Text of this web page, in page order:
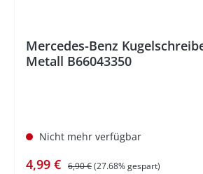
Mercedes-Benz
Metall B66043350
Nicht mehr verfügbar
Verkaufspreis:
4,99 € Regulärer Preis:
6,90 €(27.68% gespart)